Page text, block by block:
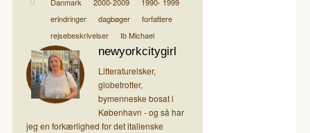
erindringer
dagbøger
forfattere
rejsebeskrivelser
Ib Michael
newyorkcitygirl
Litteraturelsker,
globetrotter,
bymenneske bosat i
København - og så har
jeg en forkærlighed for det italienske